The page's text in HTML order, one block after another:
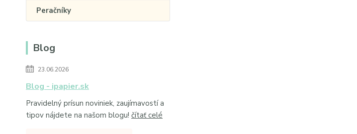
Peračníky
Blog
23.06.2026
Blog - ipapier.sk
Pravidelný prísun noviniek, zaujímavostí a
tipov nájdete na našom blogu! čítať celé